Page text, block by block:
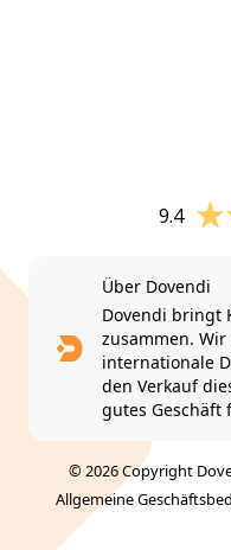
9.4
Über Dovendi
Dovendi bringt
zusammen.
internationale
den Verkauf
gutes Geschäft
© 2026 Copyright
Allgemeine